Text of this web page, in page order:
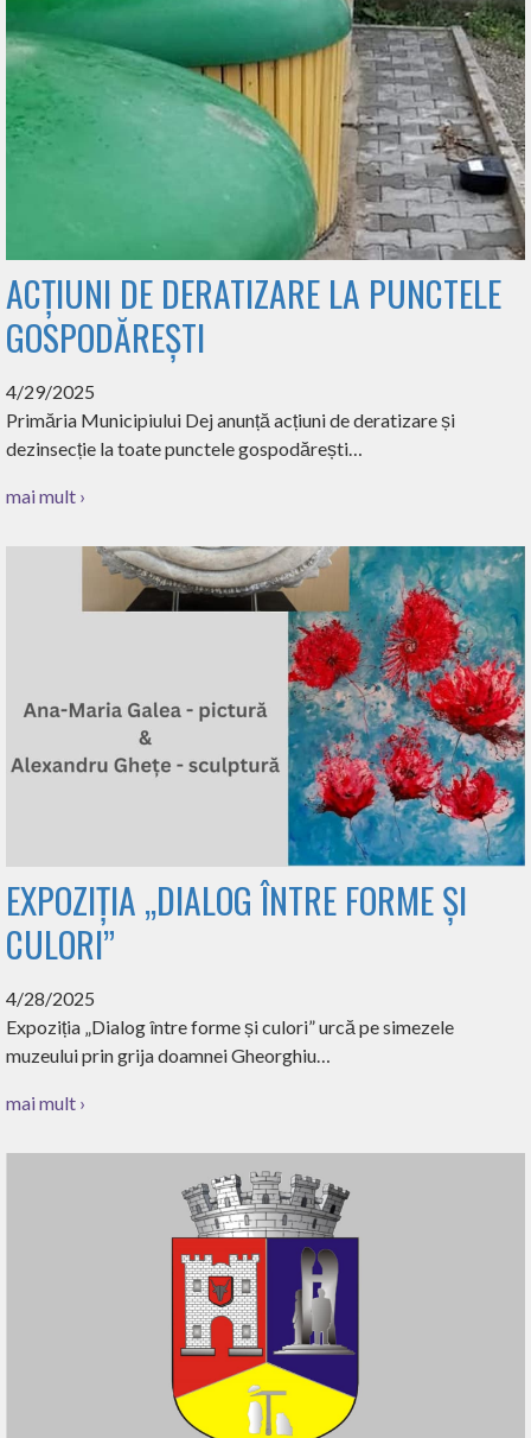
ACȚIUNI DE DERATIZARE LA PUNCTELE
GOSPODĂREȘTI
4/29/2025
Primăria Municipiului Dej anunță acțiuni de deratizare și
dezinsecție la toate punctele gospodărești…
mai mult ›
EXPOZIȚIA „DIALOG ÎNTRE FORME ȘI
CULORI”
4/28/2025
Expoziția „Dialog între forme și culori” urcă pe simezele
muzeului prin grija doamnei Gheorghiu…
mai mult ›